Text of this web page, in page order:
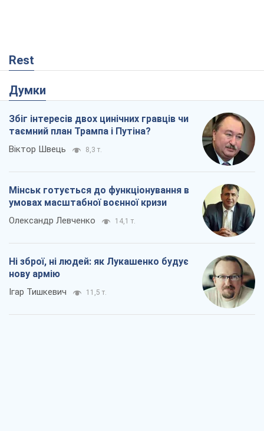
Rest
Думки
Збіг інтересів двох цинічних гравців чи
таємний план Трампа і Путіна?
Віктор Швець 8,3 т.
Мінськ готується до функціонування в
умовах масштабної воєнної кризи
Олександр Левченко 14,1 т.
Ні зброї, ні людей: як Лукашенко будує
нову армію
Ігар Тишкевич 11,5 т.